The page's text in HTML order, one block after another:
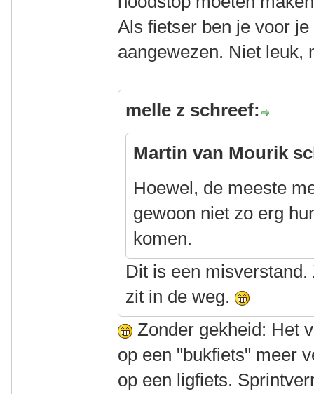
Als fietser ben je voor
aangewezen. Niet
melle z schreef:
Martin van Mourik
Hoewel, de meeste
gewoon niet zo erg
komen.
Dit is een
zit in de weg.
Zonder gekheid: Het
op een "bukfiets" meer
op een ligfiets.